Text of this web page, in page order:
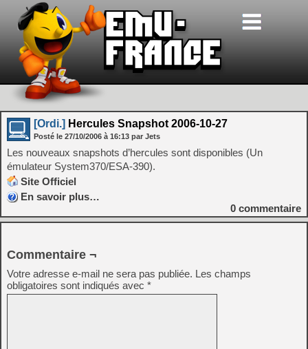
[Ordi.] Hercules Snapshot 2006-10-27
Posté le 27/10/2006 à 16:13 par Jets
Les nouveaux snapshots d’hercules sont disponibles (Un
émulateur System370/ESA-390).
Site Officiel
En savoir plus…
0 commentaire
Commentaire ¬
Votre adresse e-mail ne sera pas publiée. Les champs
obligatoires sont indiqués avec *